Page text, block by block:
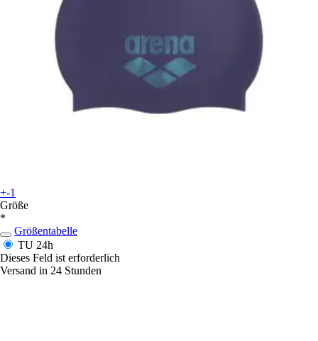
+-1
Größe
*
Größentabelle
TU 24h
Dieses Feld ist erforderlich
Versand in 24 Stunden